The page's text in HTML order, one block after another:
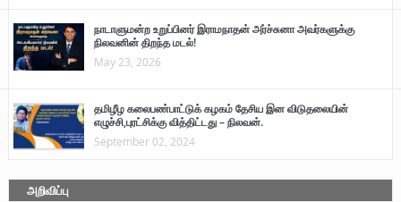
நாடாளுமன்ற உறுப்பினர் இராமநாதன் அர்ச்சுனா அவர்களுக்கு
நிலவனின் திறந்த மடல்!
May 23, 2026
தமிழீழ கலைபண்பாட்டுக் கழகம் தேசிய இன விடுதலையின்
எழுச்சி,புரட்சிக்கு வித்திட்டது – நிலவன்.
September 02, 2024
அறிவிப்பு